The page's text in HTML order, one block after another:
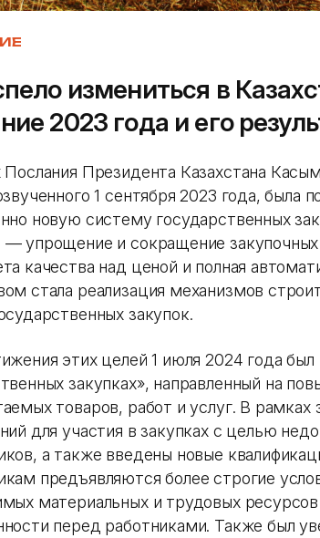
измениться в
2023 года и его
Президента Казахстана
1 сентября 2023 года, была
новую систему государственных
упрощение и сокращение
качества над ценой и полная
стала реализация механизмов
закупок.
этих целей 1 июля 2024 года
закупках», направленный на
товаров, работ и услуг. В рамках
для участия в закупках с целью
а также введены новые
предъявляются более строгие
материальных и трудовых
перед работниками. Также был